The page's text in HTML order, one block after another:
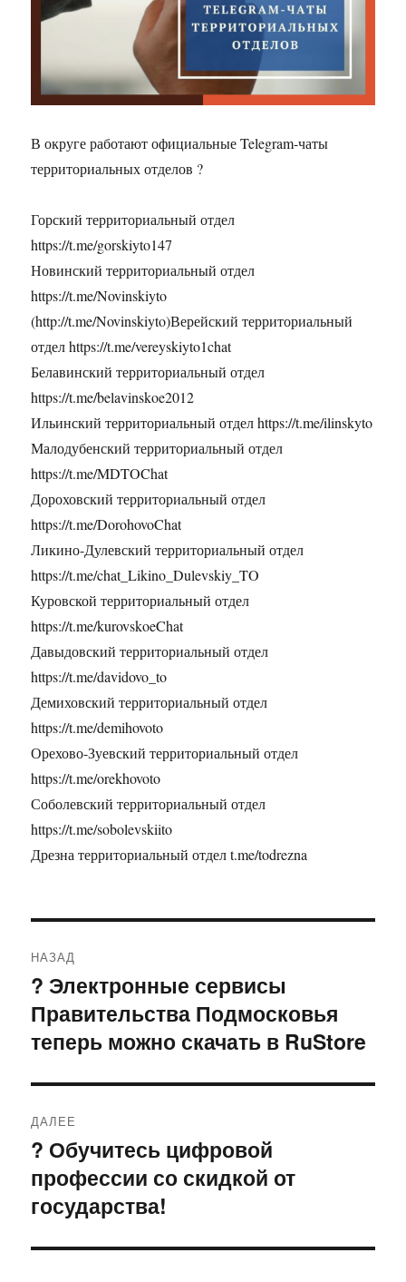
В округе работают официальные Telegram-чаты
территориальных отделов ?
Горский территориальный отдел
https://t.me/gorskiyto147
Новинский территориальный отдел
https://t.me/Novinskiyto
(http://t.me/Novinskiyto)Верейский территориальный
отдел https://t.me/vereyskiyto1chat
Белавинский территориальный отдел
https://t.me/belavinskoe2012
Ильинский территориальный отдел https://t.me/ilinskyto
Малодубенский территориальный отдел
https://t.me/MDTOChat
Дороховский территориальный отдел
https://t.me/DorohovoChat
Ликино-Дулевский территориальный отдел
https://t.me/chat_Likino_Dulevskiy_TO
Куровской территориальный отдел
https://t.me/kurovskoeChat
Давыдовский территориальный отдел
https://t.me/davidovo_to
Демиховский территориальный отдел
https://t.me/demihovoto
Орехово-Зуевский территориальный отдел
https://t.me/orekhovoto
Соболевский территориальный отдел
https://t.me/sobolevskiito
Дрезна территориальный отдел t.me/todrezna
по
записям
НАЗАД
Предыдущая
запись:
? Электронные сервисы
Правительства Подмосковья
теперь можно скачать в RuStore
ДАЛЕЕ
Следующая
запись:
? Обучитесь цифровой
профессии со скидкой от
государства!